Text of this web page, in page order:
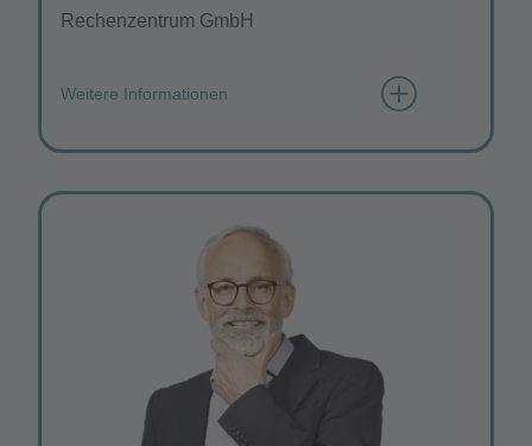
Rechenzentrum GmbH
Weitere Informationen
Wie würden Sie sich mit 3 Wörtern
Was gefällt Ihnen besonders am
Mit diesem Netzwerk können die Institute und
Unternehmen von den Synergien profitieren, die
aus den langjährigen Erfahrungen zahlreicher